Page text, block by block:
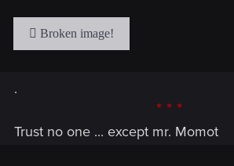
.
* * *
Trust no one ... except mr. Momot